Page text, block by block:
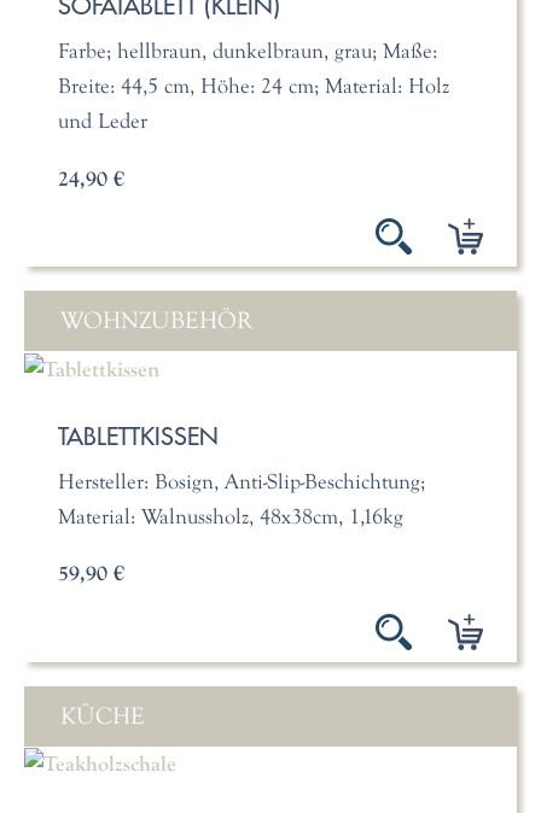
Farbe; hellbraun, dunkelbraun, grau; Maße:
Breite: 44,5 cm, Höhe: 24 cm; Material: Holz
und Leder
24,90 €
WOHNZUBEHÖR
TABLETTKISSEN
Hersteller: Bosign, Anti-Slip-Beschichtung;
Material: Walnussholz, 48x38cm, 1,16kg
59,90 €
KÜCHE